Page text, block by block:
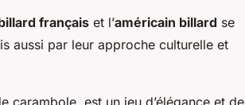
français et l’américain billard se
aussi par leur approche culturelle et
carambole, est un jeu d’élégance et de